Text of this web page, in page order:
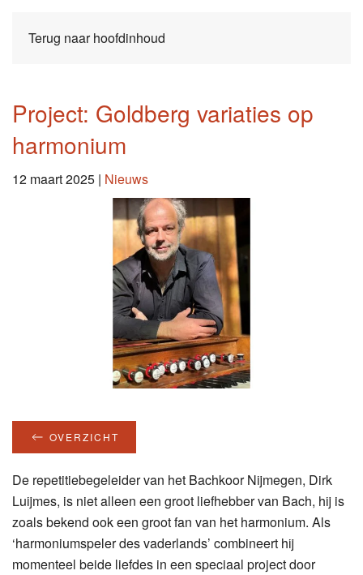
Terug naar hoofdinhoud
Project: Goldberg variaties op
harmonium
12 maart 2025 | Nieuws
OVERZICHT
De repetitiebegeleider van het Bachkoor Nijmegen, Dirk
Luijmes, is niet alleen een groot liefhebber van Bach, hij is
zoals bekend ook een groot fan van het harmonium. Als
‘harmoniumspeler des vaderlands’ combineert hij
momenteel beide liefdes in een speciaal project door